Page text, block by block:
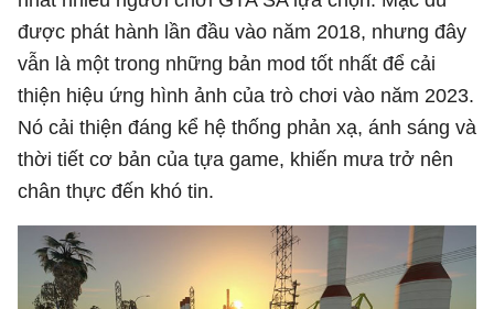
được phát hành lần đầu vào năm 2018, nhưng đây
vẫn là một trong những bản mod tốt nhất để cải
thiện hiệu ứng hình ảnh của trò chơi vào năm 2023.
Nó cải thiện đáng kể hệ thống phản xạ, ánh sáng và
thời tiết cơ bản của tựa game, khiến mưa trở nên
chân thực đến khó tin.